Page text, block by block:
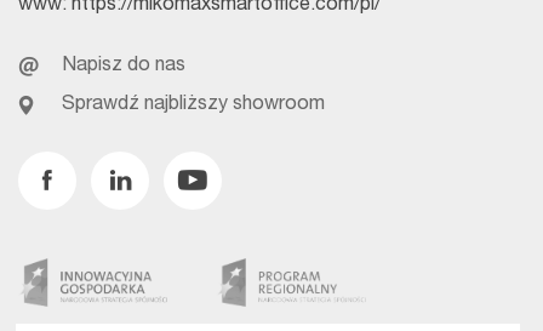
www: https://mikomaxsmartoffice.com/pl/
Napisz do nas
Sprawdź najbliższy showroom
FacebookLinkedinYoutube